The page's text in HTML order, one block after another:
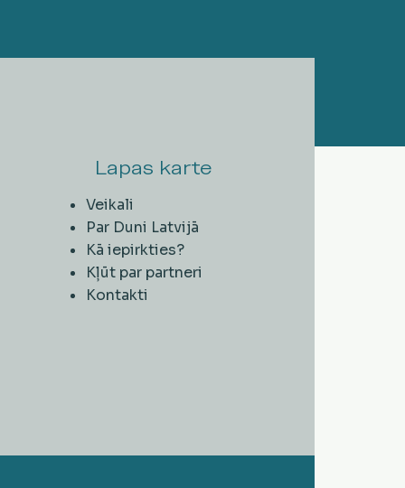
Lapas karte
Veikali
Par Duni Latvijā
Kā iepirkties?
Kļūt par partneri
Kontakti